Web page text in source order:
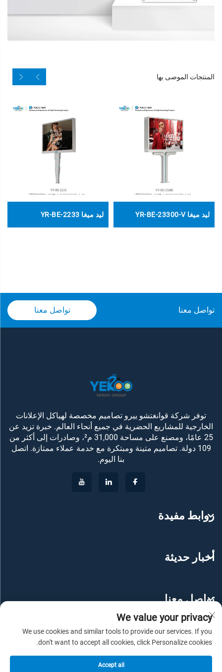
المنتجات الموصى بها
ليد ميغا YR-BE-23300-V ليد ميغا YR-BE-2233
تواصل معنا تواصل معنا
توفر شركة قوانغتشو ييرو تصاميم مخصصة لهياكل الإعلانات
الخارجية للمشاريع الحضرية في جميع أنحاء العالم. خبرة تزيد عن
25 عامًا، ومصنع على مساحة 31,000 م²، وصادرات إلى أكثر من
109 دولة. تصاميم متينة ومبتكرة مع خدمة عملاء ممتازة. اتصل
بنا اليوم.
روابط مفيدة
أخبار حديثة
تواصل معنا
We value your privacy
We use cookies and similar tools to provide our services. If you
don't want to accept all cookies, click Personalize cookies.
Accept all